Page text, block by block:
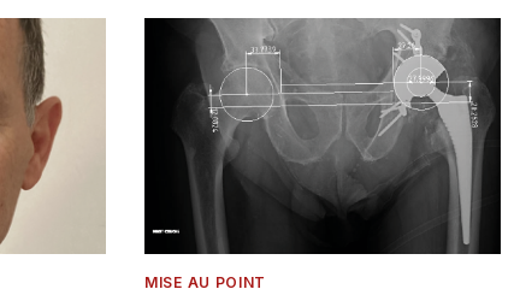
MISE AU POINT